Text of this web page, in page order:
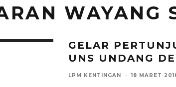
WAYANG
GELAR
UNS UNDANG
LPM KENTINGAN · 18 MARET